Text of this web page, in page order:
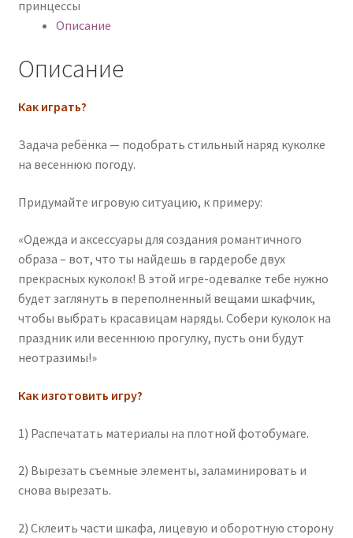
принцессы
Описание
Описание
Как играть?
Задача ребёнка — подобрать стильный наряд куколке
на весеннюю погоду.
Придумайте игровую ситуацию, к примеру:
«Одежда и аксессуары для создания романтичного
образа – вот, что ты найдешь в гардеробе двух
прекрасных куколок! В этой игре-одевалке тебе нужно
будет заглянуть в переполненный вещами шкафчик,
чтобы выбрать красавицам наряды. Собери куколок на
праздник или весеннюю прогулку, пусть они будут
неотразимы!»
Как изготовить игру?
1) Распечатать материалы на плотной фотобумаге.
2) Вырезать съемные элементы, заламинировать и
снова вырезать.
2) Склеить части шкафа, лицевую и оборотную сторону